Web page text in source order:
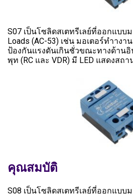
S07 เป็นโซลิดสเตทรีเลย์ที่ออกแบบ
Loads (AC-53) เช่น มอเตอร์ทำางา
ป้องกันแรงดันเกินชั่วขณะทางด้านอิ
พุท (RC และ VDR) มี LED แสดงสถ
คุณสมบัติ
S08 เป็นโซลิดสเตทรีเลย์ที่ออกแบบ